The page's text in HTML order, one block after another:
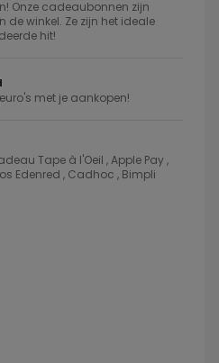
Onze cadeaubonnen zijn
de winkel. Ze zijn het ideale
hit!
met je aankopen!
Tape à l'Oeil , Apple Pay ,
Edenred , Cadhoc , Bimpli